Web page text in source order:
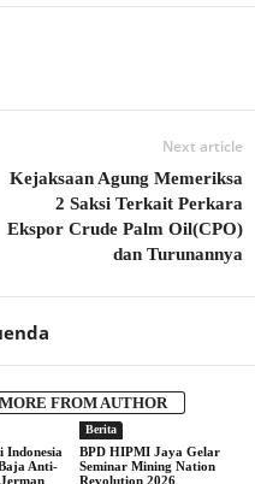
Next article
Kejaksaan Agung Memeriksa
2 Saksi Terkait Perkara
Ekspor Crude Palm Oil(CPO)
dan Turunannya
MORE FROM AUTHOR
Indonesia
Anti-
Berita
BPD HIPMI Jaya Gelar
Seminar Mining Nation
Revolution 2026